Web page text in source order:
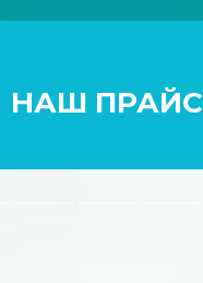
НАШ ПРАЙС